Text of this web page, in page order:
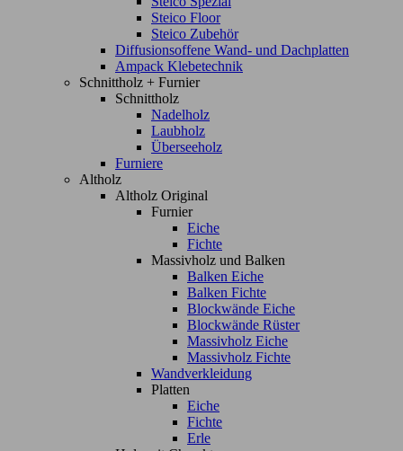
Steico Floor
Steico Zubehör
Diffusionsoffene Wand- und Dachplatten
Ampack Klebetechnik
Schnittholz + Furnier
Schnittholz
Nadelholz
Laubholz
Überseeholz
Furniere
Altholz
Altholz Original
Furnier
Eiche
Fichte
Massivholz und Balken
Balken Eiche
Balken Fichte
Blockwände Eiche
Blockwände Rüster
Massivholz Eiche
Massivholz Fichte
Wandverkleidung
Platten
Eiche
Fichte
Erle